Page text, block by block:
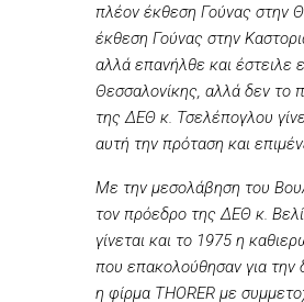
πλέον έκθεση Γούνας στην
έκθεση Γούνας στην
αλλά επανήλθε και έστειλε
Θεσσαλονίκης, αλλά δεν το
της ΔΕΘ κ. Τσελέπογλου
αυτή την πρόταση και
Με την μεσολάβηση του
τον πρόεδρο της ΔΕΘ κ.
γίνεται και το 1975 η
που επακολούθησαν για την
η φίρμα THORER με